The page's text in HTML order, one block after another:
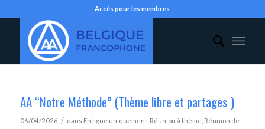
Accès pour les membres
AA “Notre Méthode” (Thème libre et partages )
06/04/2026 / dans En ligne uniquement, Réunion à thème Réunion de